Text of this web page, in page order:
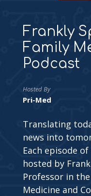
Frankly
Family
Podcast
Hosted By
Pri-Med
Translating
news into
Each episode
hosted by
Professor in
Medicine and